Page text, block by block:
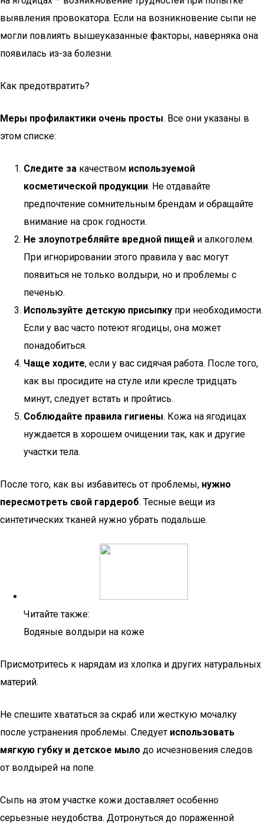
выявления провокатора. Если на возникновение сыпи не
могли повлиять вышеуказанные факторы, наверняка она
появилась из-за болезни.
Как предотвратить?
Меры профилактики очень просты. Все они указаны в
этом списке:
Следите за качеством используемой
косметической продукции. Не отдавайте
предпочтение сомнительным брендам и обращайте
внимание на срок годности.
Не злоупотребляйте вредной пищей и алкоголем.
При игнорировании этого правила у вас могут
появиться не только волдыри, но и проблемы с
печенью.
Используйте детскую присыпку при необходимости.
Если у вас часто потеют ягодицы, она может
понадобиться.
Чаще ходите, если у вас сидячая работа. После того,
как вы просидите на стуле или кресле тридцать
минут, следует встать и пройтись.
Соблюдайте правила гигиены. Кожа на ягодицах
нуждается в хорошем очищении так, как и другие
участки тела.
После того, как вы избавитесь от проблемы, нужно
пересмотреть свой гардероб. Тесные вещи из
синтетических тканей нужно убрать подальше.
Читайте также:
Водяные волдыри на коже
Присмотритесь к нарядам из хлопка и других натуральных
материй.
Не спешите хвататься за скраб или жесткую мочалку
после устранения проблемы. Следует использовать
мягкую губку и детское мыло до исчезновения следов
от волдырей на попе.
Сыпь на этом участке кожи доставляет особенно
серьезные неудобства. Дотронуться до пораженной